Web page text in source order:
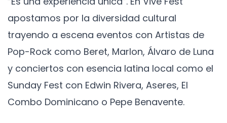
apostamos por la diversidad cultural
trayendo a escena eventos con Artistas de
Pop-Rock como Beret, Marlon, Álvaro de Luna
y conciertos con esencia latina local como el
Sunday Fest con Edwin Rivera, Aseres, El
Combo Dominicano o Pepe Benavente.